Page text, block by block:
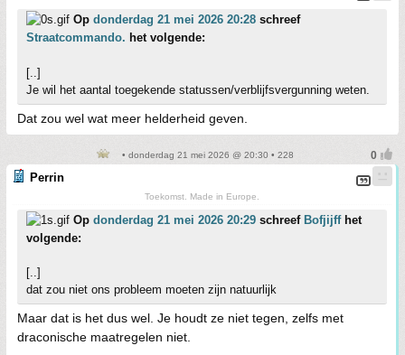
Op donderdag 21 mei 2026 20:28 schreef
Straatcommando. het volgende:
[..]
Je wil het aantal toegekende statussen/verblijfsvergunning weten.
Dat zou wel wat meer helderheid geven.
• donderdag 21 mei 2026 @ 20:30 • 228
Perrin
Toekomst. Made in Europe.
Op donderdag 21 mei 2026 20:29 schreef Bofjijffhet
volgende:
[..]
dat zou niet ons probleem moeten zijn natuurlijk
Maar dat is het dus wel. Je houdt ze niet tegen, zelfs met
draconische maatregelen niet.